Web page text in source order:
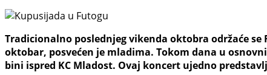
Tradicionalno poslednjeg vikenda oktobra održaće
oktobar, posvećen je mladima. Tokom dana u
bini ispred KC Mladost. Ovaj koncert ujedno